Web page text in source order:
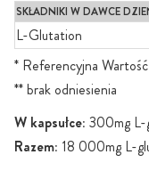
SKŁADNIKI W DAWCE
L-Glutation
* Referencyjna
** brak odniesienia
W kapsułce: 300mg L-
Razem: 18 000mg L-